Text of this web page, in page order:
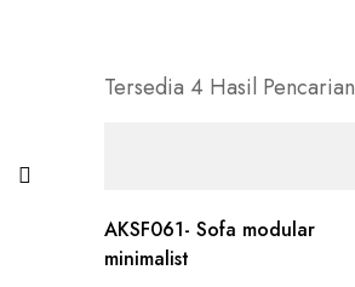
Tersedia 4 Hasil Pencarian
AKSF061- Sofa modular
minimalist